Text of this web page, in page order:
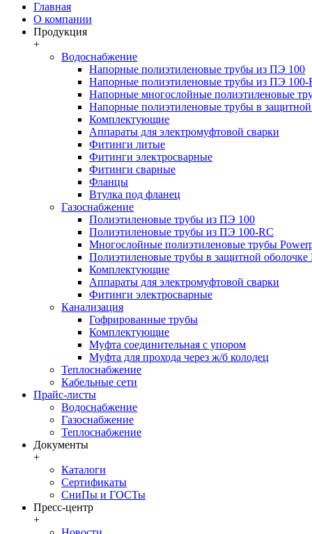
Главная
О компании
Продукция
+
Водоснабжение
Напорные полиэтиленовые трубы из ПЭ 100
Напорные полиэтиленовые трубы из ПЭ 100-
Напорные многослойные полиэтиленовые
Напорные полиэтиленовые трубы в защитной
Комплектующие
Аппараты для электромуфтовой сварки
Фитинги литые
Фитинги электросварные
Фитинги сварные
Фланцы
Втулка под фланец
Газоснабжение
Полиэтиленовые трубы из ПЭ 100
Полиэтиленовые трубы из ПЭ 100-RC
Многослойные полиэтиленовые трубы
Полиэтиленовые трубы в защитной оболочке
Комплектующие
Аппараты для электромуфтовой сварки
Фитинги электросварные
Канализация
Гофрированные трубы
Комплектующие
Муфта соединительная с упором
Муфта для прохода через ж/б колодец
Теплоснабжение
Кабельные сети
Прайс-листы
Водоснабжение
Газоснабжение
Теплоснабжение
Документы
+
Каталоги
Сертификаты
СниПы и ГОСТы
Пресс-центр
+